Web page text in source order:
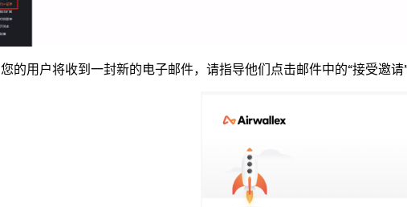
您的用户将收到一封新的电子邮件，请指导他们点击邮件中的“接受邀请